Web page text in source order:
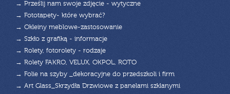
→ Prześlij nam swoje zdjęcie - wytyczne
→ Fototapety- które wybrać?
→ Okleiny meblowe-zastosowanie
→ Szkło z grafiką - informacje
→ Rolety, fotorolety - rodzaje
→ Rolety FAKRO, VELUX, OKPOL, ROTO
→ Folie na szyby _dekoracyjne do przedszkoli i firm
→ Art Glass_Skrzydła Drzwiowe z panelami szklanymi